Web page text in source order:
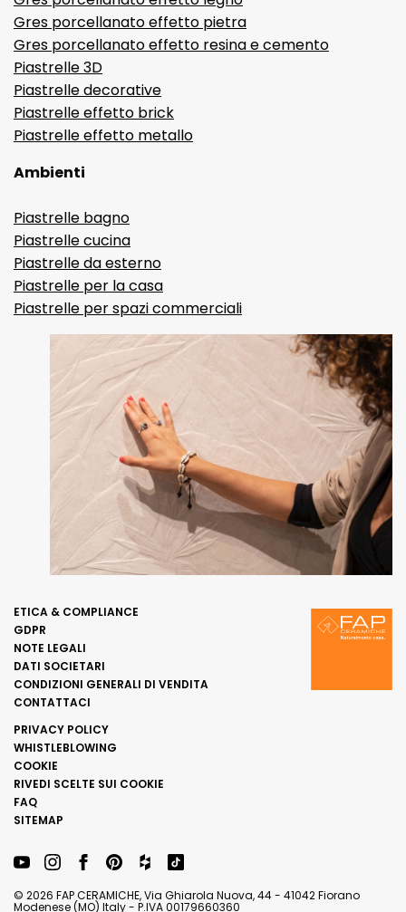
Gres porcellanato effetto pietra
Gres porcellanato effetto resina e cemento
Piastrelle 3D
Piastrelle decorative
Piastrelle effetto brick
Piastrelle effetto metallo
Ambienti
Piastrelle bagno
Piastrelle cucina
Piastrelle da esterno
Piastrelle per la casa
Piastrelle per spazi commerciali
ETICA & COMPLIANCE
GDPR
NOTE LEGALI
DATI SOCIETARI
CONDIZIONI GENERALI DI VENDITA
CONTATTACI
PRIVACY POLICY
WHISTLEBLOWING
COOKIE
RIVEDI SCELTE SUI COOKIE
FAQ
SITEMAP
© 2026 FAP CERAMICHE, Via Ghiarola Nuova, 44 - 41042 Fiorano
Modenese (MO) Italy - P.IVA 00179660360